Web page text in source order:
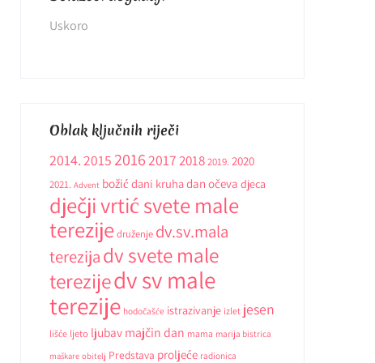
Uskoro
Oblak ključnih riječi
2014.20152016201720182019.2020
2021. Advent božić dani kruhadan očeva djeca
dječji vrtić svete male
terezijedruženje dv.sv.mala
terezijadv svete male
terezijedv sv male
terezije hodočašće istrazivanje izlet jesen
lišće ljeto ljubav majčin dan mama marija bistrica
maškare obitelj Predstava proljeće radionica